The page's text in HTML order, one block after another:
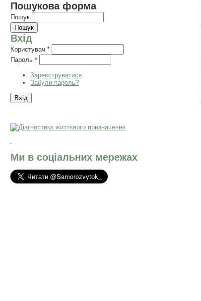
Пошукова форма
Пошук
Вхід
Користувач*
Пароль*
Зареєструватися
Забули пароль?
Ми в соціальних мережах